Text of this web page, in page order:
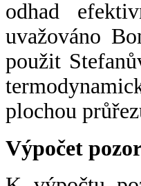
odhad
uvažováno
použit
plochou
Výpočet